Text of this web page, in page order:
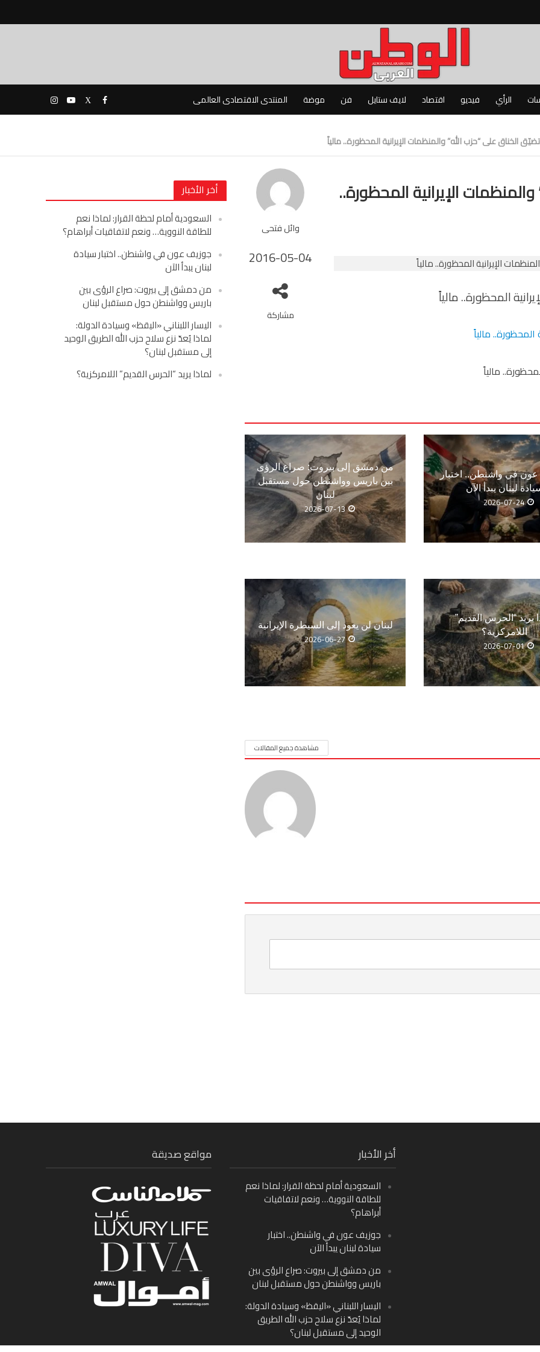
الرأي فيديو اقتصاد لايف ستايل فن موضة المنتدى الاقتصادى العالمى
الخناق على “حزب الله” والمنظمات اﻹيرانية المحظورة.. مالياً
أخر الأخبار
السعودية أمام لحظة القرار: لماذا نعم
للطاقة النووية… ونعم لاتفاقيات أبراهام؟
جوزيف عون في واشنطن.. اختبار سيادة
لبنان يبدأ الآن
من دمشق إلى بيروت: صراع الرؤى بين
باريس وواشنطن حول مستقبل لبنان
اليسار اللبناني «اليقظ» وسيادة الدولة:
لماذا يُعدّ نزع سلاح حزب الله الطريق الوحيد
إلى مستقبل لبنان؟
لماذا يريد “الحرس القديم” اللامركزية؟
وائل فتحى
2016-05-04
مشاركة
اﻹيرانية المحظورة..
المحظورة.. مالياً
مالياً
في واشنطن.. اختبار
لبنان يبدأ الآن
2026-07-24
من دمشق إلى بيروت: صراع الرؤى
بين باريس وواشنطن حول مستقبل
لبنان
2026-07-13
يريد “الحرس القديم”
اللامركزية؟
2026-07-01
لبنان لن يعود إلى السيطرة الإيرانية
2026-06-27
مشاهدة جميع المقالات
مواقع صديقة أخر الأخبار
السعودية أمام لحظة القرار: لماذا نعم
للطاقة النووية… ونعم لاتفاقيات
أبراهام؟
جوزيف عون في واشنطن.. اختبار
سيادة لبنان يبدأ الآن
من دمشق إلى بيروت: صراع الرؤى بين
باريس وواشنطن حول مستقبل لبنان
اليسار اللبناني «اليقظ» وسيادة الدولة:
لماذا يُعدّ نزع سلاح حزب الله الطريق
الوحيد إلى مستقبل لبنان؟